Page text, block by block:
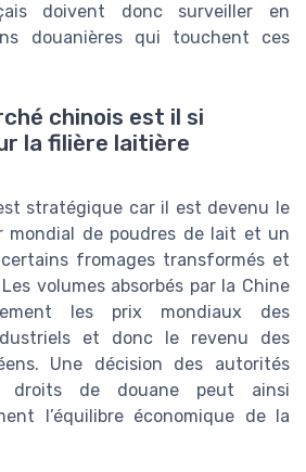
doivent donc surveiller en
douanières qui touchent ces
chinois est il si
la filière laitière
stratégique car il est devenu le
mondial de poudres de lait et un
fromages transformés et
volumes absorbés par la Chine
les prix mondiaux des
et donc le revenu des
Une décision des autorités
droits de douane peut ainsi
l’équilibre économique de la